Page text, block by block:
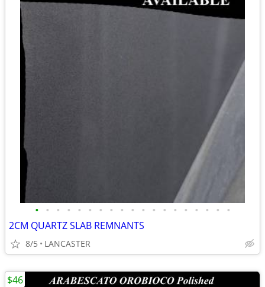
• • • • • • • • • • • • • • • • • • •
2CM QUARTZ SLAB REMNANTS
8/5 LANCASTER
$46